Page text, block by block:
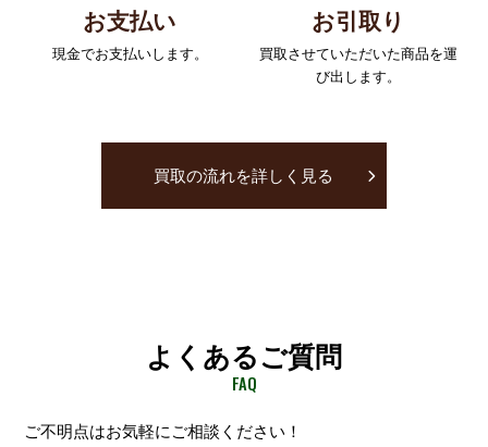
お支払い
現金でお支払いします。
お引取り
買取させていただいた商品を運
び出します。
買取の流れを詳しく見る
よくあるご質問
FAQ
ご不明点はお気軽にご相談ください！